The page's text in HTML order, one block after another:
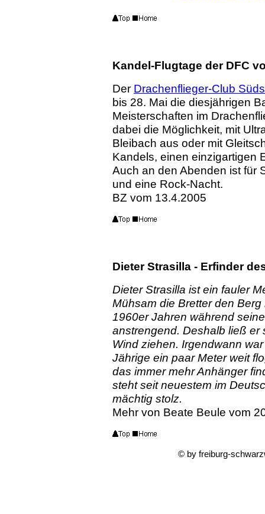
Kandel-Flugtage der DFC
Der Drachenflieger-Club
bis 28. Mai die diesjährigen
Meisterschaften im
dabei die Möglichkeit, mit
Bleibach aus oder mit
Kandels, einen einzigartigen
Auch an den Abenden ist für
und eine Rock-Nacht.
BZ vom 13.4.2005
Dieter Strasilla - Erfinder
Dieter Strasilla ist ein fauler
Mühsam die Bretter den
1960er Jahren während
anstrengend. Deshalb ließ er
Wind ziehen. Irgendwann
Jährige ein paar Meter weit
das immer mehr Anhänger
steht seit neuestem im
mächtig stolz.
Mehr von Beate Beule vom
© by freiburg-